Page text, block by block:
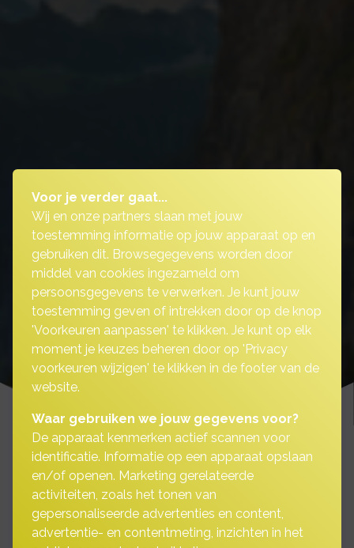
Een goede
kampeerautoverzekering
Voor je verder gaat...
Wij en onze partners slaan met jouw
toestemming informatie op jouw apparaat op en
gebruiken dit. Browsegegevens worden door
middel van cookies ingezameld om
persoonsgegevens te verwerken. Je kunt jouw
toestemming geven of intrekken door op de knop
'Voorkeuren aanpassen' te klikken. Je kunt op elk
moment je keuzes beheren door op 'Privacy
voorkeuren wijzigen' te klikken in de footer van de
website.
Waar gebruiken we jouw gegevens voor?
De apparaat kenmerken actief scannen voor
identificatie. Informatie op een apparaat opslaan
en/of openen. Marketing gerelateerde
activiteiten, zoals het tonen van
gepersonaliseerde advertenties en content,
advertentie- en contentmeting, inzichten in het